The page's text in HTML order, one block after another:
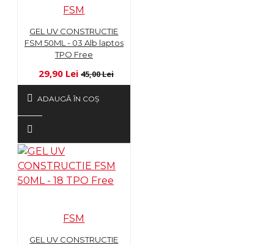
FSM
GEL UV CONSTRUCTIE
FSM 50ML - 03 Alb laptos
TPO Free
29,90 Lei 45,00 Lei
ADAUGĂ ÎN COŞ
FSM
GEL UV CONSTRUCTIE